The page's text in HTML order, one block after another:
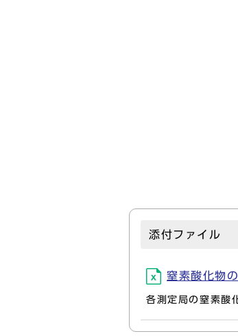
添付ファイル
窒素酸化
各測定局の窒素酸